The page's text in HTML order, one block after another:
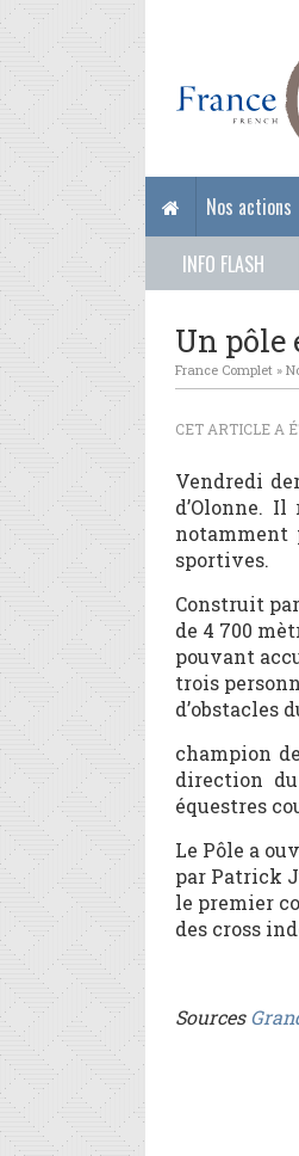
Nos actions
INFO FLASH
Un pôle
France Complet »
CET ARTICLE A
Vendredi
d’Olonne.
notamment
sportives.
Construit
de 4 700
pouvant
trois
d’obstacles
champion
direction
équestres
Le Pôle a
par Patrick
le premier
des cross
Sources